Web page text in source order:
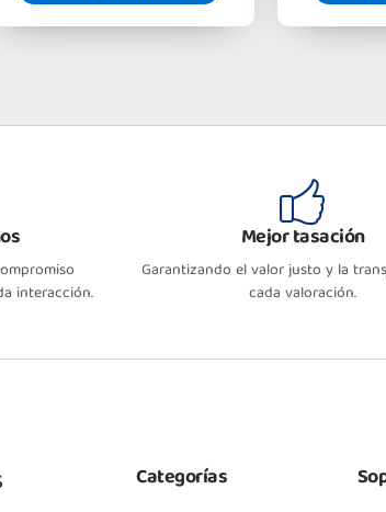
interacción.
Mejor tasación
Garantizando el valor justo y la
cada valoración.
Categorías